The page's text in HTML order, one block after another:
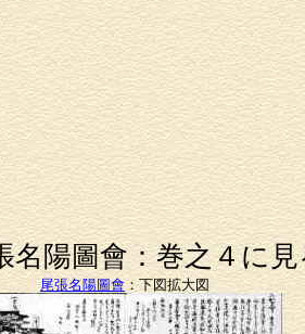
名陽圖會：巻之４に
尾張名陽圖會 ：下図拡大図